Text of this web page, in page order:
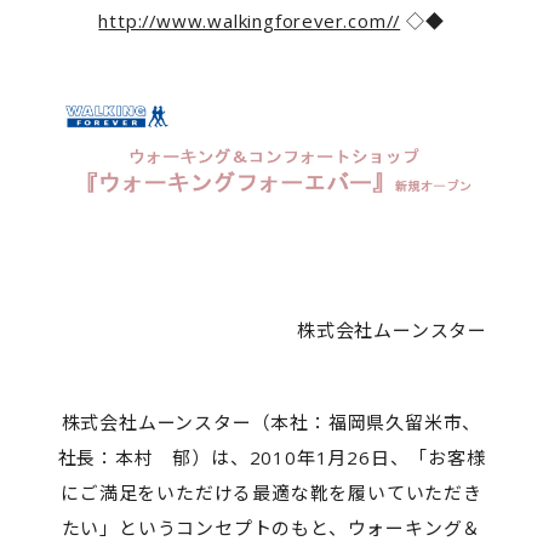
http://www.walkingforever.com// ◇◆
株式会社ムーンスター
株式会社ムーンスター（本社：福岡県久留米市、
社長：本村 郁）は、2010年1月26日、「お客様
にご満足をいただける最適な靴を履いていただき
たい」というコンセプトのもと、ウォーキング＆